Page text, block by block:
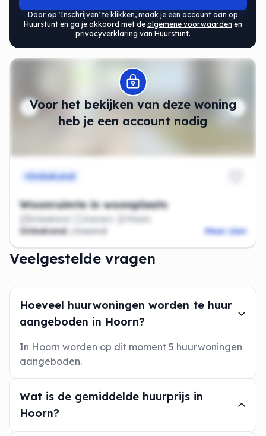
Door op 'Inschrijven' te klikken, maak je een account aan op
Huurstunt en ga je akkoord met de algemene voorwaarden en
privacyverklaring van Huurstunt.
Voor het bekijken van deze woning
heb je een account nodig
Modal openen
Onbekend
Woonruimte in woonplaats
Onbekend Kamers
Plaats
Onbekend
/maand Meer zien
Veelgestelde vragen
Hoeveel huurwoningen worden te huur
aangeboden in Hoorn?
In Hoorn worden op dit moment 5 huurwoningen
aangeboden.
Wat is de gemiddelde huurprijs in
Hoorn?